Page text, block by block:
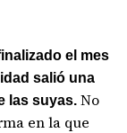
el mes
salió una
las suyas. No
en la que